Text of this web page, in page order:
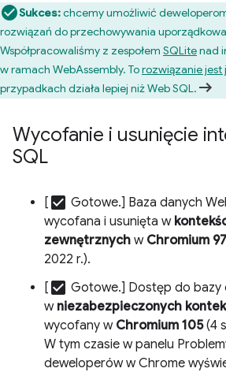
Sukces:chcemy umożliwić
rozwiązań do przechowywania
Współpracowaliśmy z zespołem SQLitenad
w ramach WebAssembly. Torozwiązanie jest
przypadkach działa lepiej niż Web SQL.
Wycofanie i usunięcie
SQL
[ check_box Gotowe.] Baza danych
wycofana i usunięta w
zewnętrznych w Chromium 97
2022 r.).
[ check_box Gotowe.] Dostęp do bazy
w niezabezpieczonych
wycofany w Chromium 105(4
W tym czasie w panelu
deweloperów w Chrome